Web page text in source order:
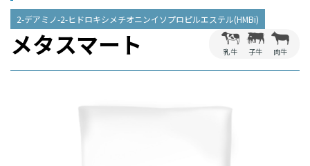
2-デアミノ-2-ヒドロキシメチオニンイソプロピルエステル(HMBi)
メタスマート 乳牛 子牛 肉牛